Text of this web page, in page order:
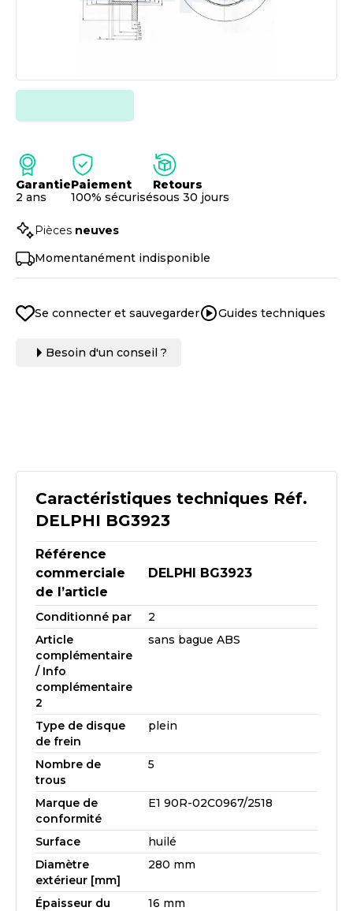
Caractéristiques techniques Réf.
DELPHI BG3923
Référence
commerciale
de l’article
DELPHI BG3923
Conditionné par
2
Article
complémentaire
/ Info
complémentaire
2
sans bague ABS
Type de disque
de frein
plein
Nombre de
trous
5
Marque de
conformité
E1 90R-02C0967/2518
Surface
huilé
Diamètre
extérieur [mm]
280 mm
Épaisseur du
16 mm
Garantie
2 ans
Paiement
100% sécurisé
Retours
sous 30 jours
Pièces neuves
Momentanément indisponible
Se connecter et sauvegarder Guides techniques
Besoin d'un conseil ?